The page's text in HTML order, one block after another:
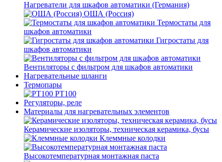
Нагреватели для шкафов автоматики (Германия)
ОША (Россия)
Термостаты для
шкафов автоматики
Гигростаты для
шкафов автоматики
Вентиляторы с фильтром для шкафов автоматики
Нагревательные шланги
Термопары
PT100
Регуляторы, реле
Материалы для нагревательных элементов
Керамические изоляторы, техническая керамика, бусы
Клеммные колодки
Высокотемпературная монтажная паста